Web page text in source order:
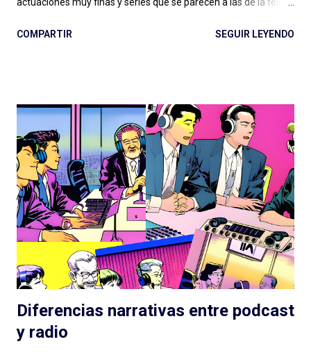
Apagón en adelante. Ese nivel presupuestario, esa dedicación
del viejo radioteatro. En ese rumbo, La Esfera es la gran
superproducción que entregó Podium Podcast este año, con
una historia (nuevamente) de ciencia ficción que retoma un
tema clásico del género: los OVNIs, la presencia extraterrestre
en nuestro planeta, las conspiraciones gubernamentales y "The
truth is out there" . Tan marcada es la influencia de X-Files en
este podcast que hasta lo celebran con la inclusión de la
COMPARTIR SEGUIR LEYENDO
Diferencias narrativas entre podcast
y radio